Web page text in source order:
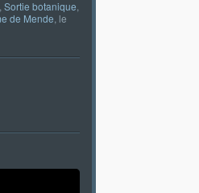
Sortie botanique
de Mende , le